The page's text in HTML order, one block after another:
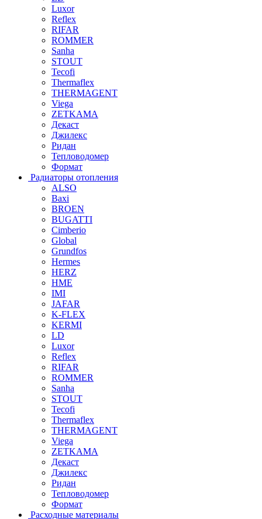
Luxor
Reflex
RIFAR
ROMMER
Sanha
STOUT
Tecofi
Thermaflex
THERMAGENT
Viega
ZETKAMA
Декаст
Джилекс
Ридан
Тепловодомер
Формат
Радиаторы отопления
ALSO
Baxi
BROEN
BUGATTI
Cimberio
Global
Grundfos
Hermes
HERZ
HME
IMI
JAFAR
K-FLEX
KERMI
LD
Luxor
Reflex
RIFAR
ROMMER
Sanha
STOUT
Tecofi
Thermaflex
THERMAGENT
Viega
ZETKAMA
Декаст
Джилекс
Ридан
Тепловодомер
Формат
Расходные материалы